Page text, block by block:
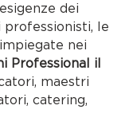
dei
le
nei
Professional il
maestri
catering,